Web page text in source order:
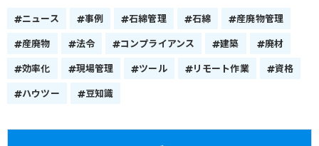
ニュース 事例 石綿管理 石綿
産廃物管理
産廃物
法令 コンプライアンス 建築
廃材
効率化
現場管理 ツール リモート作業
資格
ハウツー
豆知識